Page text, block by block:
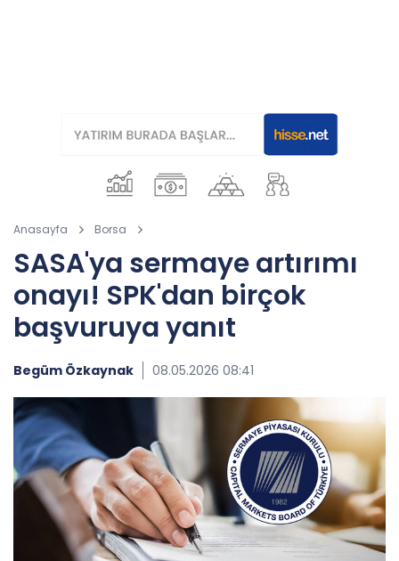
Anasayfa Borsa
SASA'ya sermaye artırımı
onayı! SPK'dan birçok
başvuruya yanıt
Begüm Özkaynak 08.05.2026 08:41